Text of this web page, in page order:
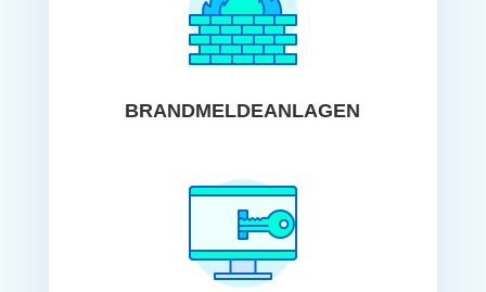
BRANDMELDEANLAGEN